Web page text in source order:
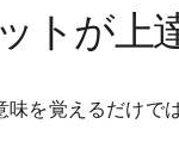
トが上
を覚えるだけで